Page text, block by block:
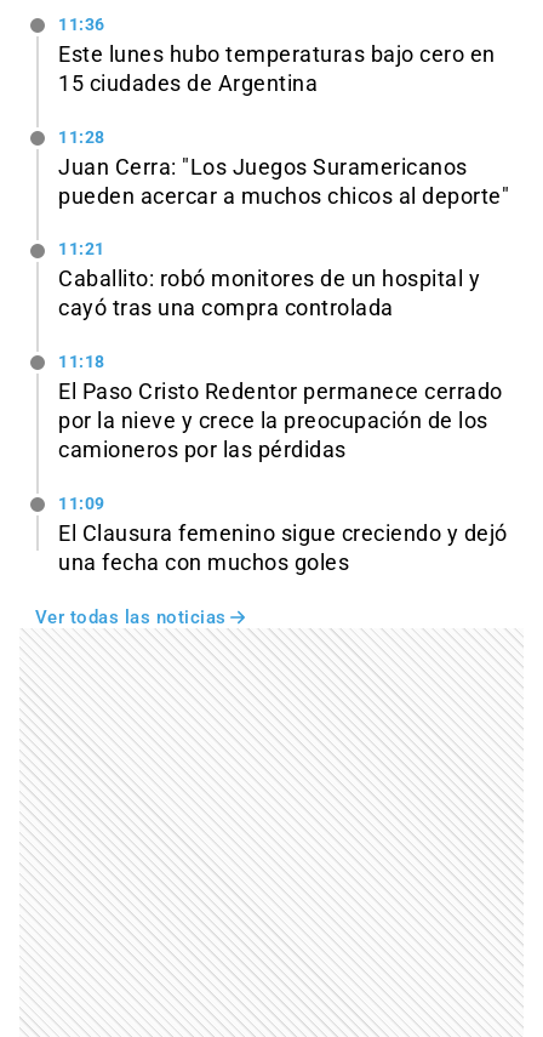
11:36
Este lunes hubo temperaturas bajo cero en
15 ciudades de Argentina
11:28
Juan Cerra: "Los Juegos Suramericanos
pueden acercar a muchos chicos al deporte"
11:21
Caballito: robó monitores de un hospital y
cayó tras una compra controlada
11:18
El Paso Cristo Redentor permanece cerrado
por la nieve y crece la preocupación de los
camioneros por las pérdidas
11:09
El Clausura femenino sigue creciendo y dejó
una fecha con muchos goles
Ver todas las noticias